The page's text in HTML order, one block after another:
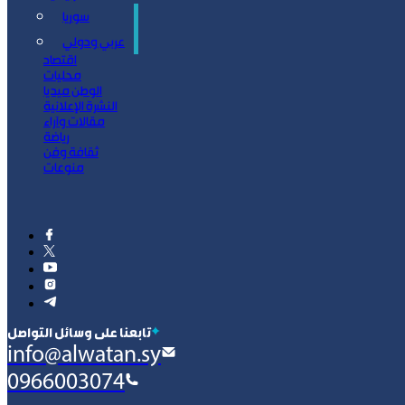
سوريا
عربي ودولي
اقتصاد
محليات
الوطن ميديا
النشرة الإعلانية
مقالات وآراء
رياضة
ثقافة وفن
منوعات
‫تابعنا على وسائل التواصل
info@alwatan.sy
0966003074